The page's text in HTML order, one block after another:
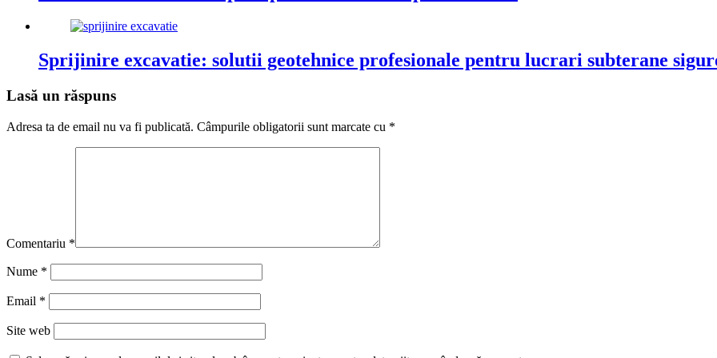
Sprijinire excavatie: solutii geotehnice profesionale pentru lucrari subterane
Lasă un răspuns
Adresa ta de email nu va fi publicată. Câmpurile obligatorii sunt marcate cu *
Comentariu *
Nume *
Email *
Site web